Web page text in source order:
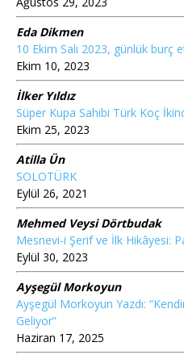
Eda Dikmen
10 Ekim Salı 2023, günlük burç
Ekim 10, 2023
İlker Yıldız
Süper Kupa Sahibi Türk Koç
Ekim 25, 2023
Atilla Ün
SOLOTÜRK
Eylül 26, 2021
Mehmed Veysi Dörtbudak
Mesnevi-i Şerif ve İlk Hikâyesi:
Eylül 30, 2023
Ayşegül Morkoyun
Ayşegül Morkoyun Yazdı:
Geliyor”
Haziran 17, 2025